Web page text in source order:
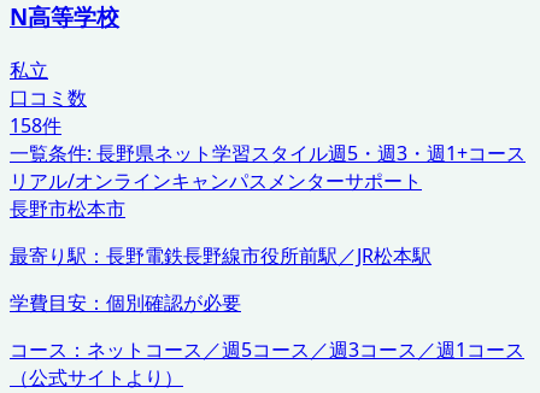
N高等学校
私立
口コミ数
158件
一覧条件: 長野県ネット学習スタイル週5・週3・週1+コース
リアル/オンラインキャンパスメンターサポート
長野市松本市
最寄り駅： 長野電鉄長野線市役所前駅／JR松本駅
学費目安： 個別確認が必要
コース： ネットコース／週5コース／週3コース／週1コース
（公式サイトより）